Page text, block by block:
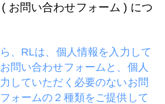
お問い合わせフォーム ) につ
、RLは、個人情報を入力して
問い合わせフォームと、個人
していただく必要のないお問
ォームの２種類をご提供して